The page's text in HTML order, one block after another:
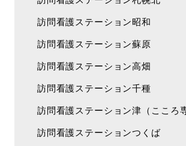
訪問看護ステーション昭和
訪問看護ステーション蘇原
訪問看護ステーション高畑
訪問看護ステーション千種
訪問看護ステーション津（こころ
訪問看護ステーションつくば